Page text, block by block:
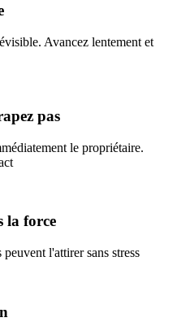
Avancez lentement et
pas
le propriétaire.
la force
l'attirer sans stress